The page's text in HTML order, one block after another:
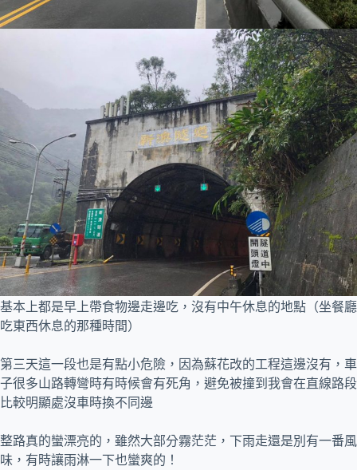
基本上都是早上帶食物邊走邊吃，沒有中午休息的地點（坐餐廳
吃東西休息的那種時間）
第三天這一段也是有點小危險，因為蘇花改的工程這邊沒有，車
子很多山路轉彎時有時候會有死角，避免被撞到我會在直線路段
比較明顯處沒車時換不同邊
整路真的蠻漂亮的，雖然大部分霧茫茫，下雨走還是別有一番風
味，有時讓雨淋一下也蠻爽的！